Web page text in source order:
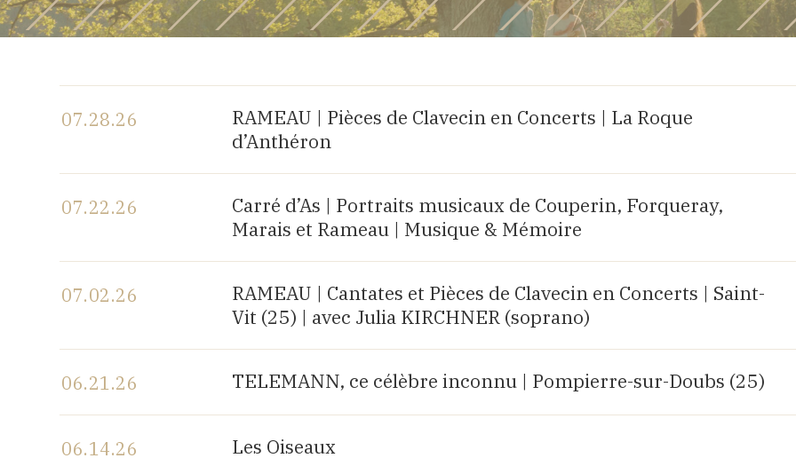
07.28.26
RAMEAU | Pièces de Clavecin en Concerts | La Roque
d’Anthéron
07.22.26
Carré d’As | Portraits musicaux de Couperin, Forqueray,
Marais et Rameau | Musique & Mémoire
07.02.26
RAMEAU | Cantates et Pièces de Clavecin en Concerts | Saint-
Vit (25) | avec Julia KIRCHNER (soprano)
06.21.26 TELEMANN, ce célèbre inconnu | Pompierre-sur-Doubs (25)
06.14.26 Les Oiseaux